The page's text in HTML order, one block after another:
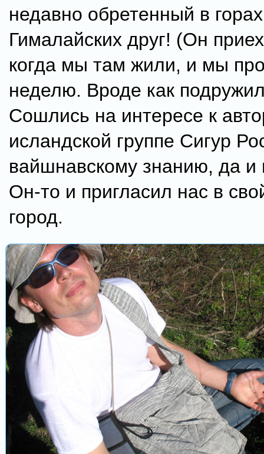
недавно обретенный в горах
Гималайских друг! (Он
когда мы там жили, и мы
неделю. Вроде как
Сошлись на интересе к
исландской группе Сигур
вайшнавскому знанию, да
Он-то и пригласил нас в
город.